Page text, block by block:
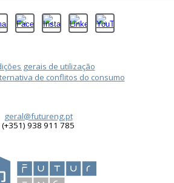
gerais de utilização
de conflitos do consumo
geral@futureng.pt
(+351) 938 911 785